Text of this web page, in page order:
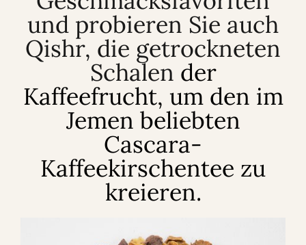
und probieren Sie auch
Qishr, die getrockneten
Schalen der
Kaffeefrucht, um den im
Jemen beliebten
Cascara-
Kaffeekirschentee zu
kreieren.